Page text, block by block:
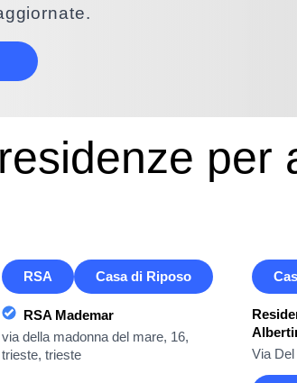
per
RSA Casa di Riposo
RSA Mademar
via della madonna del mare, 16,
trieste, trieste
Via